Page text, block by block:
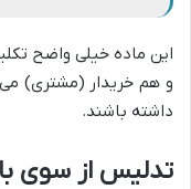
این ماده خیلی واضح
و هم خریدار (مشتری)
داشته باشند.
تدلیس از سوی